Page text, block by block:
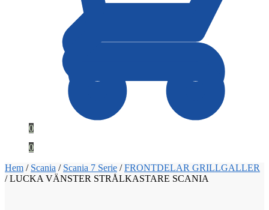
0
0
Hem / Scania / Scania 7 Serie /FRONTDELAR GRILLGALLER
/LUCKA VÄNSTER STRÅLKASTARE SCANIA